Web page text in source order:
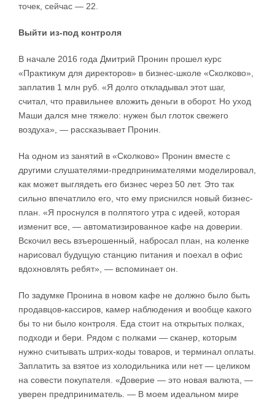
точек, сейчас — 22.
Выйти из-под контроля
В начале 2016 года Дмитрий Пронин прошел курс
«Практикум для директоров» в бизнес-школе «Сколково»,
заплатив 1 млн руб. «Я долго откладывал этот шаг,
считал, что правильнее вложить деньги в оборот. Но уход
Маши дался мне тяжело: нужен был глоток свежего
воздуха», — рассказывает Пронин.
На одном из занятий в «Сколково» Пронин вместе с
другими слушателями-предпринимателями моделировал,
как может выглядеть его бизнес через 50 лет. Это так
сильно впечатлило его, что ему приснился новый бизнес-
план. «Я проснулся в полпятого утра с идеей, которая
изменит все, — автоматизированное кафе на доверии.
Вскочил весь взъерошенный, набросал план, на коленке
нарисовал будущую станцию питания и поехал в офис
вдохновлять ребят», — вспоминает он.
По задумке Пронина в новом кафе не должно было быть
продавцов-кассиров, камер наблюдения и вообще какого
бы то ни было контроля. Еда стоит на открытых полках,
подходи и бери. Рядом с полками — сканер, которым
нужно считывать штрих-коды товаров, и терминал оплаты.
Заплатить за взятое из холодильника или нет — целиком
на совести покупателя. «Доверие — это новая валюта, —
уверен предприниматель. — В моем идеальном мире